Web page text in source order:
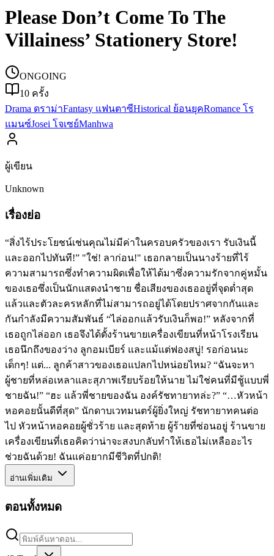
Please Don’t Come To The
Villainess’ Stationery Store!
ONGOING
10 ครั้ง
Drama ดราม่าFantasy แฟนตาซีHistorical ย้อนยุคRomance โร
แมนซ์Josei โจเซย์Manhwa
ผู้เขียน
Unknown
เรื่องย่อ
“สิ่งไร้ประโยชน์เช่นคุณไม่มีค่าในครอบครัวของเรา รับเงินนี้
และออกไปทันที!” "ใช่! ลาก่อน!" เธอกลายเป็นนางร้ายที่ไร้
ความสามารถซึ่งทำความผิดเพื่อให้ได้มาซึ่งความรักจากคู่หมั้น
ของเธอซึ่งเป็นนักแสดงนำชาย ชื่อเสียงของเธออยู่ที่จุดต่ำสุด
แล้วและตัวละครหลักที่ไม่สามารถอยู่ได้โดยปราศจากกันและ
กันกำลังมีความสัมพันธ์ “ไล่ออกแล้วรับเงินก็พอ!” หลังจากที่
เธอถูกไล่ออก เธอจึงได้ตั้งร้านขายเครื่องเขียนที่หน้าโรงเรียน
เธอนึกถึงของว่าง ลูกอมเบียร์ และแม้แต่ฟองสบู่! รอก่อนนะ
เด็กๆ! แต่... ลูกค้าสาวของเธอแปลกไปหน่อยไหม? “ฉันจะหา
ผู้ชายที่หล่อเหลาและสุภาพเรียบร้อยให้นาย ไม่ใช่คนที่มีชู้แบบพี่
ชายฉัน!” “ฮะ แล้วพี่ชายของฉัน องค์รัชทายาทล่ะ?” “…หัวหน้า
หอคอยนั้นดีที่สุด” นักดาบเวทมนตร์ผู้ยิ่งใหญ่ รัชทายาทคนต่อ
ไป หัวหน้าหอคอยผู้ชั่วร้าย และสุดท้าย ผู้ร้ายที่ซ่อนอยู่ ร้านขาย
เครื่องเขียนที่เธอคิดว่าน่าจะสงบกลับทำให้เธอไม่เหลืออะไร
ช่วยฉันด้วย! ฉันแค่อยากมีชีวิตที่ปกติ!
อ่านเพิ่มเติม
ตอนทั้งหมด